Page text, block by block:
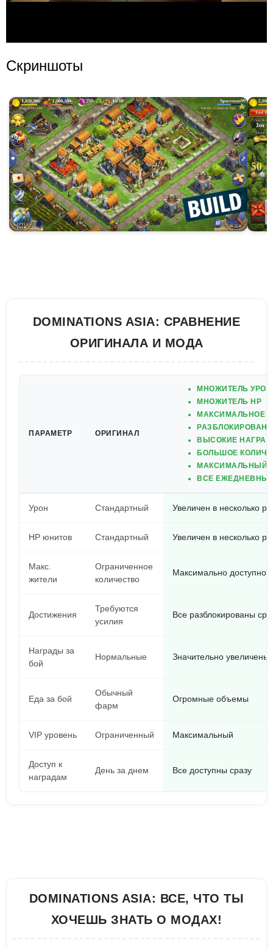
Скриншоты
DOMINATIONS ASIA: СРАВНЕНИЕ
ОРИГИНАЛА И МОДА
ПАРАМЕТР ОРИГИНАЛ
МНОЖИТЕЛЬ
МНОЖИТЕЛЬ HP
МАКСИМАЛЬНОЕ
ВЫСОКИЕ
БОЛЬШОЕ
МАКСИМАЛЬНЫЙ
ВСЕ
Урон Стандартный Увеличен в несколько
HP юнитов Стандартный Увеличен в несколько
Макс.
жители
Ограниченное
количество
Максимально доступное
Достижения
Требуются
усилия
Все разблокированы
Награды за
бой
Нормальные Значительно увеличены
Еда за бой
Обычный
фарм
Огромные объемы
VIP уровень Ограниченный Максимальный
Доступ к
наградам
День за днем Все доступны сразу
DOMINATIONS ASIA: ВСЕ, ЧТО ТЫ
ХОЧЕШЬ ЗНАТЬ О МОДАХ!